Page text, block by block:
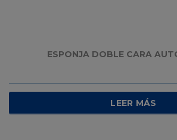
ESPONJA DOBLE CARA
LEER MÁS